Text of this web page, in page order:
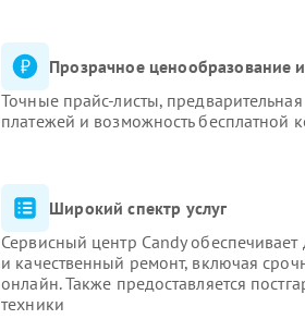
Прозрачное ценообразование
Точные прайс-листы,
платежей и возможность бесплатной
Широкий спектр услуг
Сервисный центр Candy
и качественный ремонт, включая
онлайн. Также предоставляется
техники